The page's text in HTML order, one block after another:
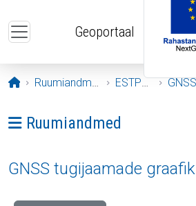
Geoportaal
Avaleht
Ruumiandmed ESTPOS
Ava menüü: Ruumiandmed
Ruumiandmed
GNSS tugijaamade